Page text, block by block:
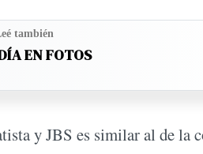
también
EN FOTOS
y JBS es similar al de la